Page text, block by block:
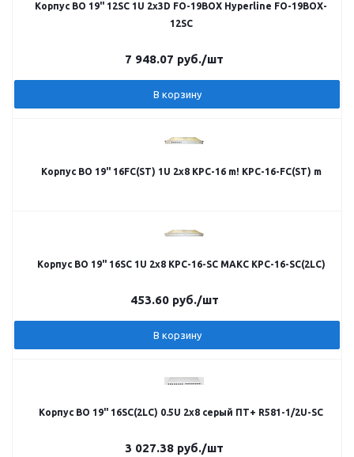
Корпус ВО 19" 12SC 1U 2х3D FO-19BOX Hyperline FO-19BOX-
12SC
7 948.07 руб./шт
В корзину
Корпус ВО 19" 16FC(ST) 1U 2x8 КРС-16 m! КРС-16-FC(ST) m
Корпус ВО 19" 16SC 1U 2х8 КРС-16-SC МАКС КРС-16-SC(2LC)
453.60руб./шт
В корзину
Корпус ВО 19" 16SC(2LC) 0.5U 2х8 серый ПТ+ R581-1/2U-SC
3 027.38 руб./шт